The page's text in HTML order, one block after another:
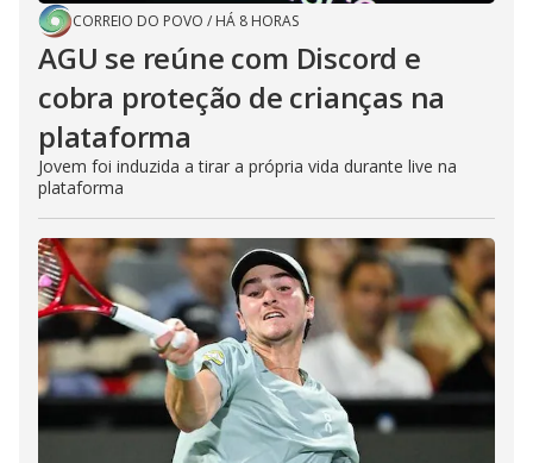
CORREIO DO POVO / HÁ 8 HORAS
AGU se reúne com Discord e
cobra proteção de crianças na
plataforma
Jovem foi induzida a tirar a própria vida durante live na
plataforma